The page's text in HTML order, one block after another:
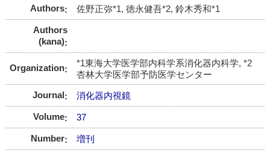
Authors
佐野正弥*1, 徳永健吾*2, 鈴木秀和*1
Authors
(kana)
Organization
*1東海大学医学部内科学系消化器内科学, *2
杏林大学医学部予防医学センター
Journal
消化器内視鏡
Volume 37
Number 増刊